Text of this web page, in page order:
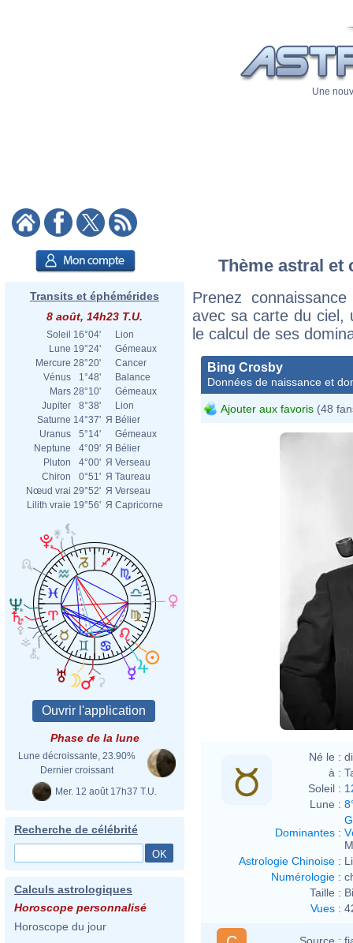
Une
Transits et éphémérides
8 août, 14h23 T.U.
Soleil 16°04'
Lion
Lune 19°24'
Gémeaux
Mercure 28°20'
Cancer
Vénus
1°48'
Balance
Mars 28°10'
Gémeaux
Jupiter
8°38'
Lion
Saturne 14°37' Я Bélier
Uranus
5°14'
Gémeaux
Neptune
4°09' Я Bélier
Pluton
4°00' Я Verseau
Chiron
0°51' Я Taureau
Nœud vrai 29°52' Я Verseau
Lilith vraie 19°56' Я Capricorne
Phase de la lune
Lune décroissante, 23.90%
Dernier croissant
Mer. 12 août 17h37 T.U.
Recherche de célébrité
Calculs astrologiques
Horoscope personnalisé
Horoscope du jour
Thème astral et
Prenez
avec sa carte du ciel,
le calcul de ses
Bing Crosby
Données de naissance et
Ajouter aux favoris (48
Né le :
à :
Soleil :
Lune :
Dominantes :
Astrologie Chinoise :
Numérologie :
Taille :
Vues :
Source :